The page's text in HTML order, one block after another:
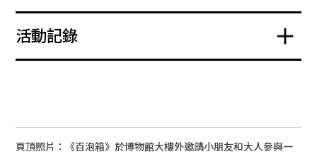
活動記錄
頁頂照片：《百泡箱》於博物館大樓外邀請小朋友和大人參與一